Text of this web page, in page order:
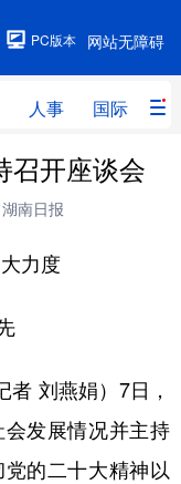
网站无障碍
PC版本
人事 国际 财
人事
线
政务
汽车
召开座谈会
南日报
力度
刘燕娟）7日，
发展情况并主持
的二十大精神以